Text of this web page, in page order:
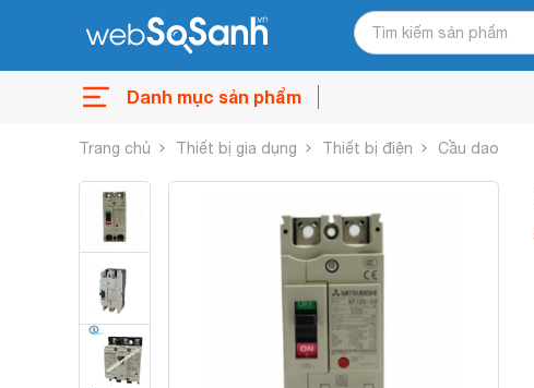
Danh mục sản phẩm
Trang chủ Thiết bị gia dụng Thiết bị điện Cầu dao